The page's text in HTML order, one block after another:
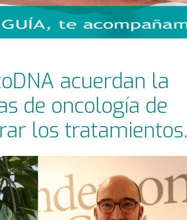
acuerdan la
de oncología de
los tratamientos.